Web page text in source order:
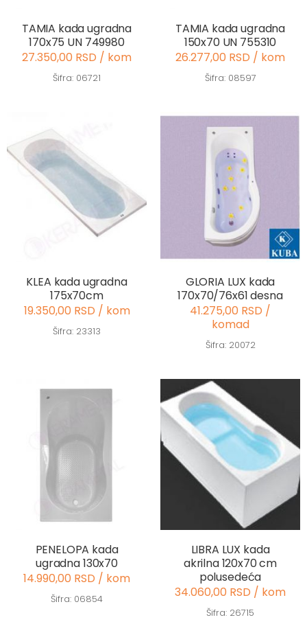
TAMIA kada ugradna
170x75 UN 749980
27.350,00 RSD / kom
Šifra: 06721
TAMIA kada ugradna
150x70 UN 755310
26.277,00 RSD / kom
Šifra: 08597
KLEA kada ugradna
175x70cm
19.350,00 RSD / kom
Šifra: 23313
GLORIA LUX kada
170x70/76x61 desna
41.275,00 RSD /
komad
Šifra: 20072
PENELOPA kada
ugradna 130x70
14.990,00 RSD / kom
Šifra: 06854
LIBRA LUX kada
akrilna 120x70 cm
polusedeća
34.060,00 RSD / kom
Šifra: 26715